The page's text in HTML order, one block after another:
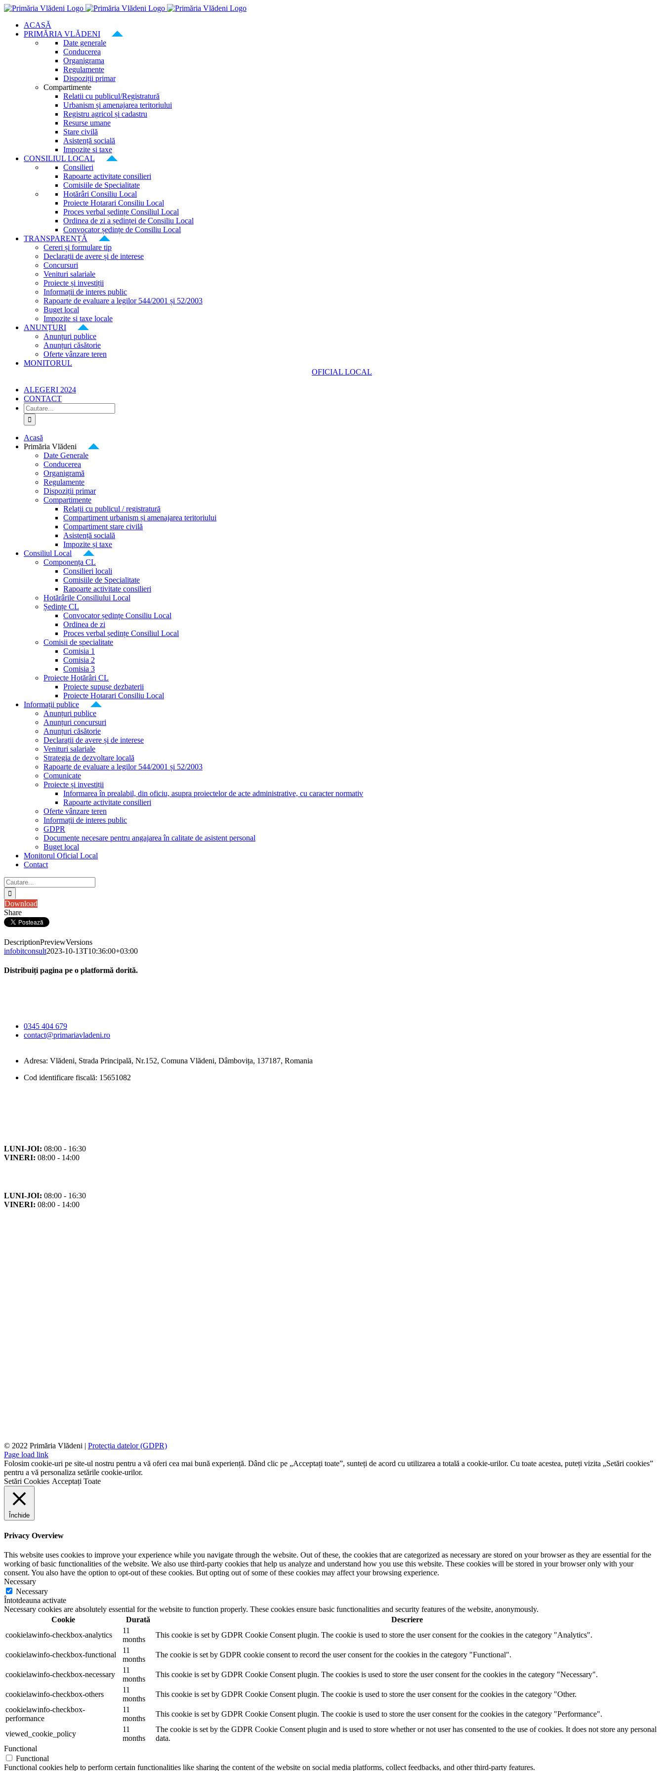
Skip
contentACASĂ
PRIMĂRIA VLĂDENI
Date generale
Conducerea
Organigrama
Regulamente
Dispoziții primar
Compartimente
Relatii cu publicul/Registratură
Urbanism și amenajarea teritoriului
Registru agricol și cadastru
Resurse umane
Stare civilă
Asistență socială
Impozite si taxe
CONSILIUL LOCAL
Consilieri
Rapoarte activitate consilieri
Comisiile de Specialitate
Hotărâri Consiliu Local
Proiecte Hotarari Consiliu Local
Proces verbal ședințe Consiliul Local
Ordinea de zi a ședinței de Consiliu Local
Convocator ședințe de Consiliu Local
TRANSPARENȚĂ
Cereri și formulare tip
Declarații de avere și de interese
Concursuri
Venituri salariale
Proiecte și investiții
Informații de interes public
Rapoarte de evaluare a legilor 544/2001 și 52/2003
Buget local
Impozite si taxe locale
ANUNȚURI
Anunțuri publice
Anunțuri căsătorie
Oferte vânzare teren
MONITORUL
OFICIAL LOCAL
ALEGERI 2024
CONTACT
Cautare...
Acasă
Primăria Vlădeni
Date Generale
Conducerea
Organigramă
Regulamente
Dispoziții primar
Compartimente
Relații cu publicul / registratură
Compartiment urbanism și amenajarea teritoriului
Compartiment stare civilă
Asistență socială
Impozite și taxe
Consiliul Local
Componența CL
Consilieri locali
Comisiile de Specialitate
Rapoarte activitate consilieri
Hotărârile Consiliului Local
Ședințe CL
Convocator ședințe Consiliu Local
Ordinea de zi
Proces verbal ședințe Consiliul Local
Comisii de specialitate
Comisia 1
Comisia 2
Comisia 3
Proiecte Hotărâri CL
Proiecte supuse dezbaterii
Proiecte Hotarari Consiliu Local
Informații publice
Anunțuri publice
Anunțuri concursuri
Anunțuri căsătorie
Declarații de avere și de interese
Venituri salariale
Strategia de dezvoltare locală
Rapoarte de evaluare a legilor 544/2001 și 52/2003
Comunicate
Proiecte și investiții
Informarea în prealabil, din oficiu, asupra proiectelor de acte administrative, cu caracter normativ
Rapoarte activitate consilieri
Oferte vânzare teren
Informații de interes public
GDPR
Documente necesare pentru angajarea în calitate de asistent personal
Buget local
Monitorul Oficial Local
Contact
Cautare...
Download
Share
DescriptionPreviewVersions
infobitconsult2023-10-13T10:36:00+03:00
Distribuiți pagina pe o platformă dorită.
0345 404 679
contact@primariavladeni.ro
Adresa: Vlădeni, Strada Principală, Nr.152, Comuna Vlădeni, Dâmbovița, 137187, Romania
Cod identificare fiscală: 15651082
LUNI-JOI: 08:00 - 16:30
VINERI: 08:00 - 14:00
LUNI-JOI: 08:00 - 16:30
VINERI: 08:00 - 14:00
© 2022 Primăria Vlădeni | Protecția datelor (GDPR)
Page load link
Folosim cookie-uri pe site-ul nostru pentru a vă oferi cea mai bună experiență. Dând clic pe „Acceptați toate”, sunteți de acord cu utilizarea a totală a cookie-urilor. Cu toate acestea, puteți vizita „Setări cookies”
pentru a vă personaliza setările cookie-urilor.
Setări Cookies Acceptați Toate
Închide
Privacy Overview
This website uses cookies to improve your experience while you navigate through the website. Out of these, the cookies that are categorized as necessary are stored on your browser as they are essential for the
working of basic functionalities of the website. We also use third-party cookies that help us analyze and understand how you use this website. These cookies will be stored in your browser only with your
consent. You also have the option to opt-out of these cookies. But opting out of some of these cookies may affect your browsing experience.
Necessary
Necessary
Întotdeauna activate
Necessary cookies are absolutely essential for the website to function properly. These cookies ensure basic functionalities and security features of the website, anonymously.
Cookie
Durată
Descriere
cookielawinfo-checkbox-analytics
11
months
This cookie is set by GDPR Cookie Consent plugin. The cookie is used to store the user consent for the cookies in the category "Analytics".
cookielawinfo-checkbox-functional
11
months
The cookie is set by GDPR cookie consent to record the user consent for the cookies in the category "Functional".
cookielawinfo-checkbox-necessary
11
months
This cookie is set by GDPR Cookie Consent plugin. The cookies is used to store the user consent for the cookies in the category "Necessary".
cookielawinfo-checkbox-others
11
months
This cookie is set by GDPR Cookie Consent plugin. The cookie is used to store the user consent for the cookies in the category "Other.
cookielawinfo-checkbox-
performance
11
months
This cookie is set by GDPR Cookie Consent plugin. The cookie is used to store the user consent for the cookies in the category "Performance".
viewed_cookie_policy
11
months
The cookie is set by the GDPR Cookie Consent plugin and is used to store whether or not user has consented to the use of cookies. It does not store any personal
data.
Functional
Functional
Functional cookies help to perform certain functionalities like sharing the content of the website on social media platforms, collect feedbacks, and other third-party features.